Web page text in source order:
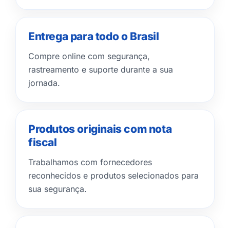
Entrega para todo o Brasil
Compre online com segurança,
rastreamento e suporte durante a sua
jornada.
Produtos originais com nota
fiscal
Trabalhamos com fornecedores
reconhecidos e produtos selecionados para
sua segurança.